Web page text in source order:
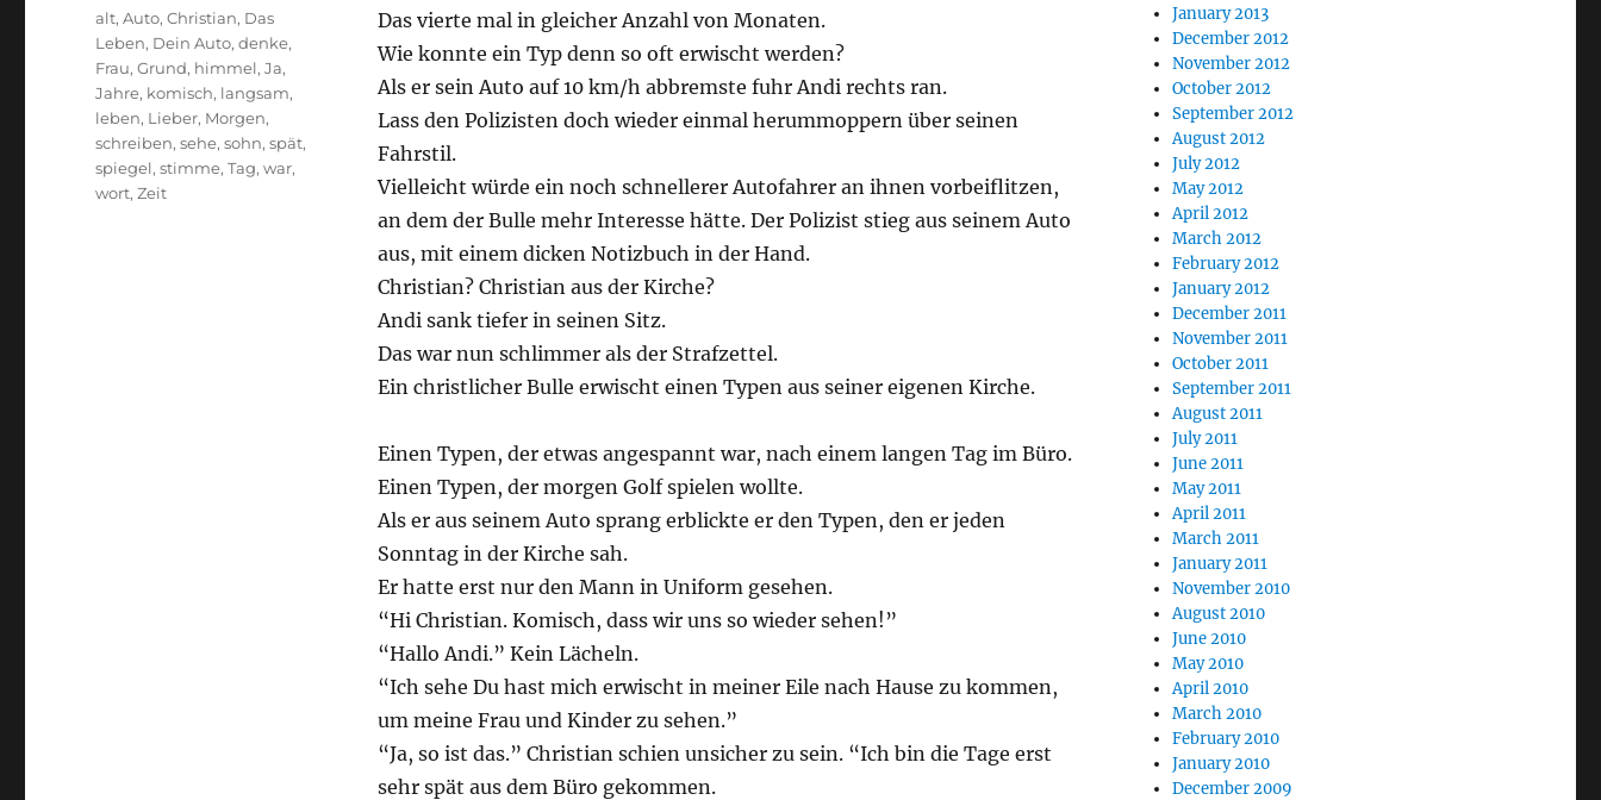
Das vierte mal in gleicher Anzahl von Monaten.
Wie konnte ein Typ denn so oft erwischt werden?
Als er sein Auto auf 10 km/h abbremste fuhr Andi rechts ran.
Lass den Polizisten doch wieder einmal herummoppern über seinen
Fahrstil.
Vielleicht würde ein noch schnellerer Autofahrer an ihnen vorbeiflitzen,
an dem der Bulle mehr Interesse hätte. Der Polizist stieg aus seinem Auto
aus, mit einem dicken Notizbuch in der Hand.
Christian? Christian aus der Kirche?
Andi sank tiefer in seinen Sitz.
Das war nun schlimmer als der Strafzettel.
Ein christlicher Bulle erwischt einen Typen aus seiner eigenen Kirche.
Einen Typen, der etwas angespannt war, nach einem langen Tag im Büro.
Einen Typen, der morgen Golf spielen wollte.
Als er aus seinem Auto sprang erblickte er den Typen, den er jeden
Sonntag in der Kirche sah.
Er hatte erst nur den Mann in Uniform gesehen.
“Hi Christian. Komisch, dass wir uns so wieder sehen!”
“Hallo Andi.” Kein Lächeln.
“Ich sehe Du hast mich erwischt in meiner Eile nach Hause zu kommen,
um meine Frau und Kinder zu sehen.”
“Ja, so ist das.” Christian schien unsicher zu sein. “Ich bin die Tage erst
sehr spät aus dem Büro gekommen.
Tags
alt,Auto,Christian, Das
Leben, Dein Auto,denke,
Frau,Grund, himmel,Ja,
Jahre, komisch, langsam,
leben, Lieber, Morgen,
schreiben,sehe,sohn,spät,
spiegel,stimme,Tag,war,
wort,Zeit
January 2013
December 2012
November 2012
October 2012
September 2012
August 2012
July 2012
May 2012
April 2012
March 2012
February 2012
January 2012
December 2011
November 2011
October 2011
September 2011
August 2011
July 2011
June 2011
May 2011
April 2011
March 2011
January 2011
November 2010
August 2010
June 2010
May 2010
April 2010
March 2010
February 2010
January 2010
December 2009